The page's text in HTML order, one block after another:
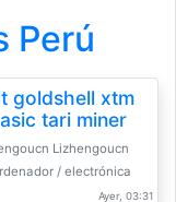
Perú
goldshell xtm
tari miner
Lizhengoucn
/ electrónica
Ayer, 03:31